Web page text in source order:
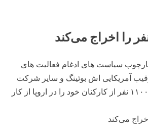
سیاست های ادغام فعالیت های
آمریکایی اش بوئینگ و سایر شرکت
ها، قصد دارد بیش از ۱۱۰۰ نفر از کارکنان خود را در اروپا از کار